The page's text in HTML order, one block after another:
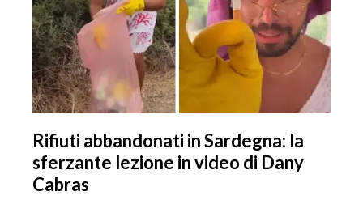
Rifiuti abbandonati in Sardegna: la
sferzante lezione in video di Dany
Cabras